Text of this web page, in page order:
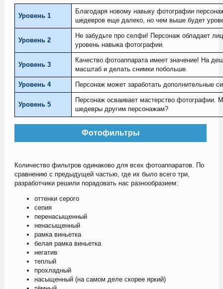
Уровень 1
Благодаря новому навыку фотографии
шедевров еще далеко, но чем выше будет
Уровень 2
Не забудьте про селфи! Персонаж обладает
уровень навыка фотографии.
Уровень 3
Качество фотоаппарата имеет значение! На
масштаб и делать снимки побольше.
Уровень 4 Персонаж может заработать дополнительные
Уровень 5
Персонаж осваивает мастерство фотографии.
шедевры другим персонажам?
Фотофильтры
Количество фильтров одинаково для всех фотоаппаратов. По
сравнению с предыдущей частью, где их было всего три,
разработчики решили порадовать нас разнообразием:
оттенки серого
сепия
перенасыщенный
ненасыщенный
рамка виньетка
белая рамка виньетка
негатив
теплый
прохладный
насыщенный (на самом деле скорее яркий)